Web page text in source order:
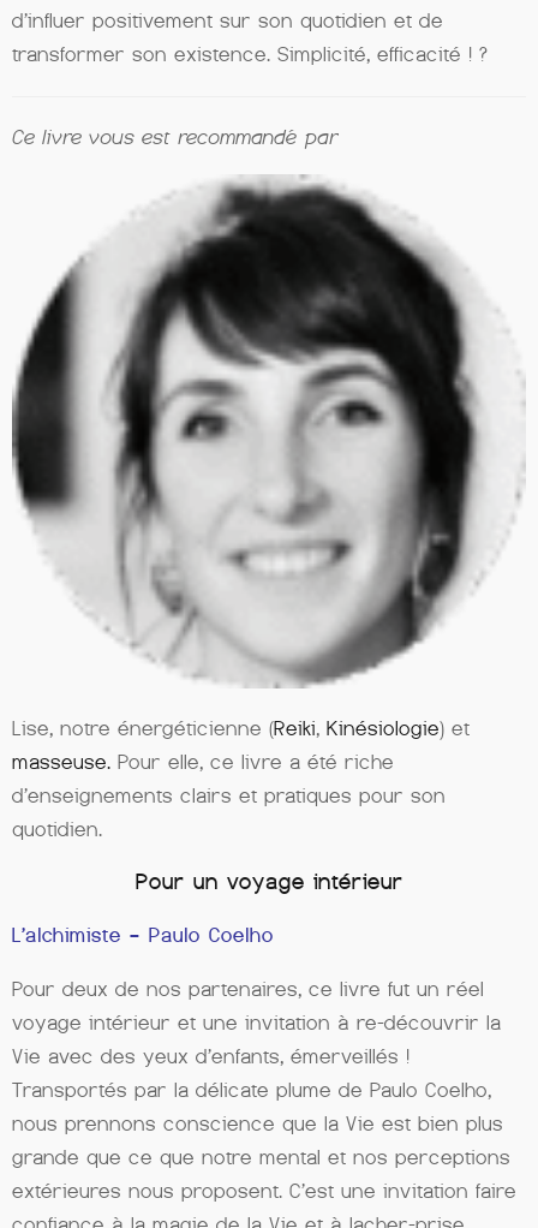
d’influer positivement sur son quotidien et de
transformer son existence. Simplicité, efficacité ! ?
Ce livre vous est recommandé par
Lise, notre énergéticienne (Reiki, Kinésiologie) et
masseuse. Pour elle, ce livre a été riche
d’enseignements clairs et pratiques pour son
quotidien.
Pour un voyage intérieur
L’alchimiste – Paulo Coelho
Pour deux de nos partenaires, ce livre fut un réel
voyage intérieur et une invitation à re-découvrir la
Vie avec des yeux d’enfants, émerveillés !
Transportés par la délicate plume de Paulo Coelho,
nous prennons conscience que la Vie est bien plus
grande que ce que notre mental et nos perceptions
extérieures nous proposent. C’est une invitation faire